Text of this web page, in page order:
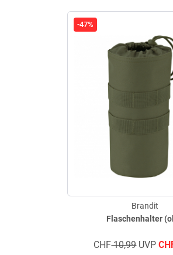
-47%
Flaschenhalter
Brandit
CHF10,99UVP